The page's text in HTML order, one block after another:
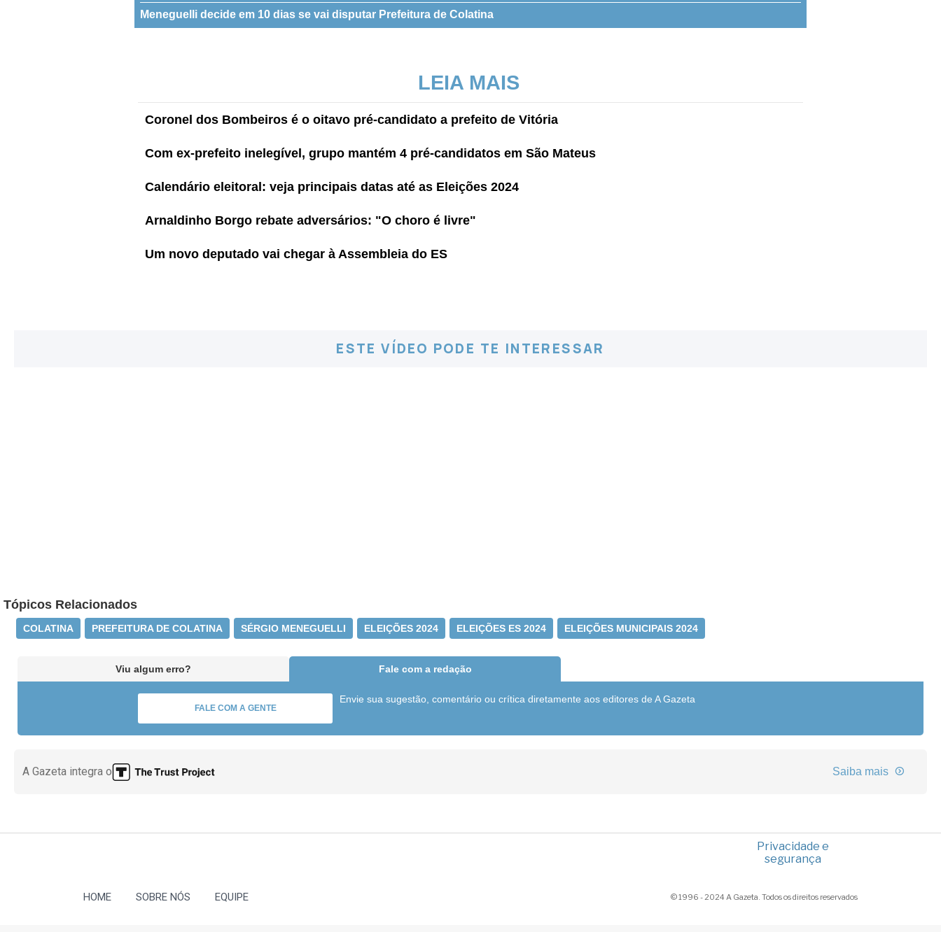
Meneguelli decide em 10 dias se vai disputar Prefeitura de Colatina
LEIA MAIS
Coronel dos Bombeiros é o oitavo pré-candidato a prefeito de Vitória
Com ex-prefeito inelegível, grupo mantém 4 pré-candidatos em São Mateus
Calendário eleitoral: veja principais datas até as Eleições 2024
Arnaldinho Borgo rebate adversários: "O choro é livre"
Um novo deputado vai chegar à Assembleia do ES
ESTE VÍDEO PODE TE INTERESSAR
Tópicos Relacionados
COLATINA PREFEITURA DE COLATINA SÉRGIO MENEGUELLI ELEIÇÕES 2024 ELEIÇÕES ES 2024 ELEIÇÕES MUNICIPAIS 2024
Viu algum erro? Fale com a redação
FALE COM A GENTE
Envie sua sugestão, comentário ou crítica diretamente aos editores de A Gazeta
A Gazeta integra o Saiba mais
Privacidade e
segurança
HOME SOBRE NÓS EQUIPE © 1996 - 2024 A Gazeta. Todos os direitos reservados